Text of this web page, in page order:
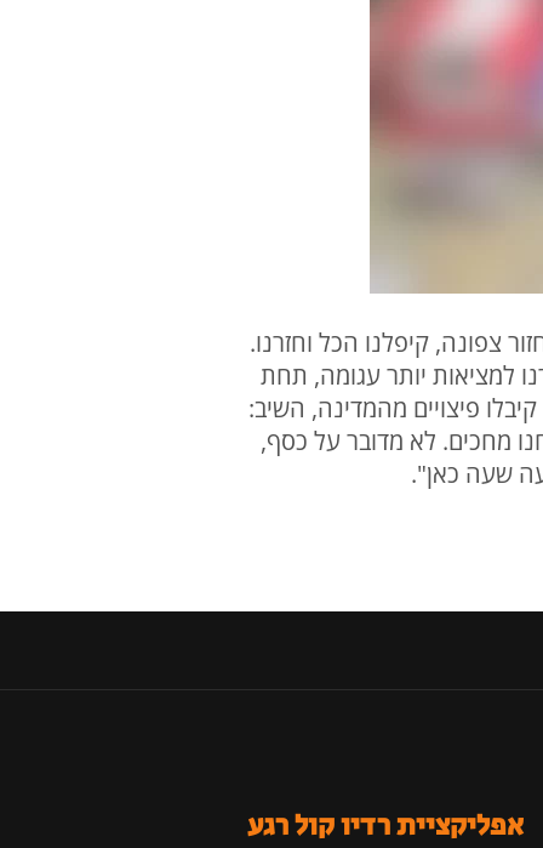
צפונה, קיפלנו הכל וחזרנו.
למציאות יותר עגומה, תחת
האם קיבלו פיצויים מהמדינה, השיב:
מחכים. לא מדובר על כסף,
שעה כאן".
אפליקציית רדיו קול רגע